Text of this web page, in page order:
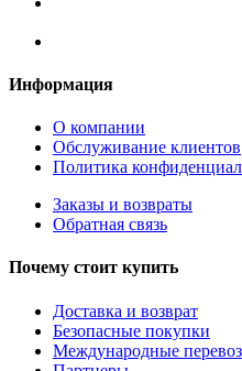
Информация
О компании
Обслуживание клиентов
Политика
Заказы и возвраты
Обратная связь
Почему стоит купить
Доставка и возврат
Безопасные покупки
Международные